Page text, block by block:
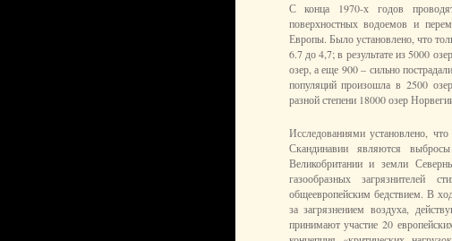
С конца 1970-х годов
поверхностных водоемов и
Европы. Было установлено, что
6.7 до 4,7; в результате из 5000
озер, а еще 900 – сильно
популяций произошла в 2500
разной степени 18000 озер
Исследованиями установлено,
Скандинавии являются
Великобритании и земли
газообразных загрязнителей
общеевропейским бедствием. В
за загрязнением воздуха,
принимают участие 20